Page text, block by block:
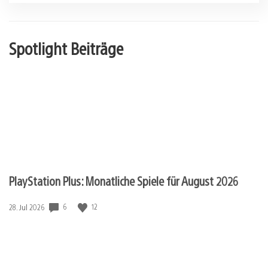
Spotlight Beiträge
PlayStation Plus: Monatliche Spiele für August 2026
Veröffentlichungsdatum:
28. Jul 2026 6 12